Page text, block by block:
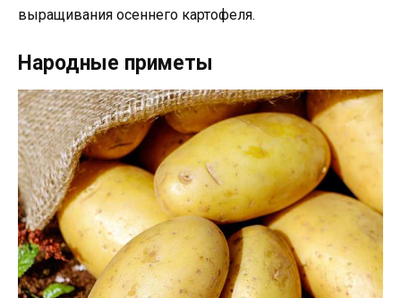
выращивания осеннего картофеля.
Народные приметы